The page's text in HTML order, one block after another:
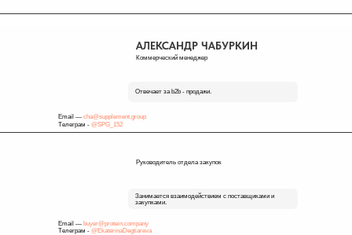
Коммерческий менеджер
Отвечает за b2b - продажи.
Email — cha@supplement.group
АЛЕКСАНДР ЧАБУРКИН
Телеграм - @SPG_152
Руководитель отдела закупок
Занимается взаимодействием с поставщиками и
закупками.
Email — buyer@protein.company
Телеграм - @EkaterinaDegtiareva